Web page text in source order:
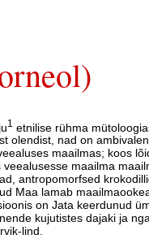
1 etnilise rühma
olendist, nad on
maailmas; koos
maailma
antropomorfsed
Maa lamab
on Jata keerdunud
kujutistes dajaki ja
lind.